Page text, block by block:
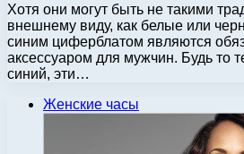
Хотя они могут быть не такими
внешнему виду, как белые или
синим циферблатом являются
аксессуаром для мужчин. Будь то
синий, эти…
Женские часы